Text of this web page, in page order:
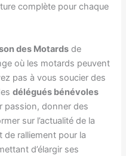
complète pour chaque
des Motards de
où les motards peuvent
pas à vous soucier des
délégués bénévoles
passion, donner des
sur l’actualité de la
de ralliement pour la
d’élargir ses